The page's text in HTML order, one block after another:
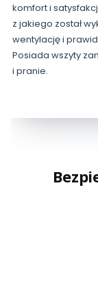
komfort i
z jakiego został
wentylację i
Posiada wszyty
i pranie.